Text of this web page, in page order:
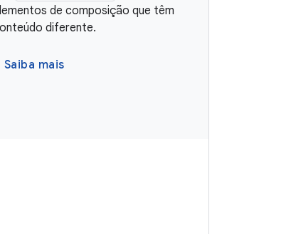
de composição que têm
diferente.
Saiba mais